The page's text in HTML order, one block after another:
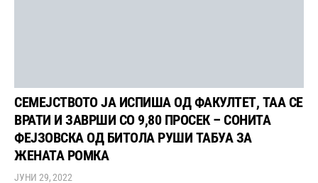
СЕМЕЈСТВОТО ЈА ИСПИША ОД ФАКУЛТЕТ, ТАА СЕ
ВРАТИ И ЗАВРШИ СО 9,80 ПРОСЕК – СОНИТА
ФЕЈЗОВСКА ОД БИТОЛА РУШИ ТАБУА ЗА
ЖЕНАТА РОМКА
ЈУНИ 29, 2022